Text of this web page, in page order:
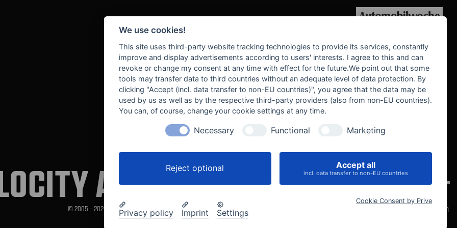
WE SUPPORT
AUTOMOTIVE
© 2005 - 2026 Velocity Automotive Cookie-Einstellungen
We use cookies!
This site uses third-party website tracking technologies to provide its services, constantly
improve and display advertisements according to users' interests. I agree to this and can
revoke or change my consent at any time with effect for the future.We point out that some
tools may transfer data to third countries without an adequate level of data protection. By
clicking "Accept (incl. data transfer to non-EU countries)", you agree that the data may be
used by us as well as by the respective third-party providers (also from non-EU countries).
You can, of course, change your cookie settings at any time.
Necessary Functional Marketing
Reject optional Accept all
incl. data transfer to non-EU countries
Privacy policy Imprint Settings
Cookie Consent by Prive